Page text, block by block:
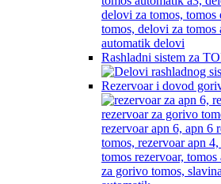
Rashladni sistem za
Rezervoar i dovod